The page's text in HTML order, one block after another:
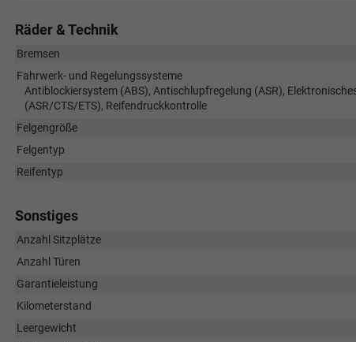
Räder & Technik
Bremsen
Fahrwerk- und Regelungssysteme
Antiblockiersystem (ABS), Antischlupfregelung (ASR),
(ASR/CTS/ETS), Reifendruckkontrolle
Felgengröße
Felgentyp
Reifentyp
Sonstiges
Anzahl Sitzplätze
Anzahl Türen
Garantieleistung
Kilometerstand
Leergewicht